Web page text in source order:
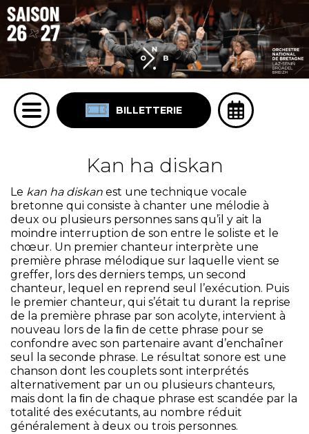
BILLETTERIE
Kan ha diskan
Le kan ha diskan est une technique vocale
bretonne qui consiste à chanter une mélodie à
deux ou plusieurs personnes sans qu’il y ait la
moindre interruption de son entre le soliste et le
chœur. Un premier chanteur interprète une
première phrase mélodique sur laquelle vient se
greffer, lors des derniers temps, un second
chanteur, lequel en reprend seul l’exécution. Puis
le premier chanteur, qui s’était tu durant la reprise
de la première phrase par son acolyte, intervient à
nouveau lors de la ﬁn de cette phrase pour se
confondre avec son partenaire avant d’enchaîner
seul la seconde phrase. Le résultat sonore est une
chanson dont les couplets sont interprétés
alternativement par un ou plusieurs chanteurs,
mais dont la ﬁn de chaque phrase est scandée par la
totalité des exécutants, au nombre réduit
généralement à deux ou trois personnes.